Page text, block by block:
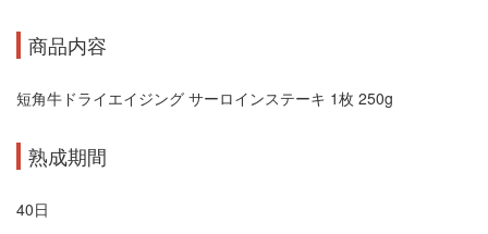
商品内容
短角牛ドライエイジング サーロインステーキ 1枚 250g
熟成期間
40日